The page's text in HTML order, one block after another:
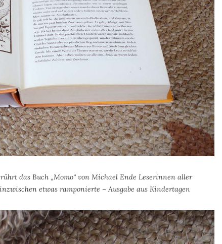
das Buch „Momo“ von Michael Ende Leserinnen aller
etwas ramponierte – Ausgabe aus Kindertagen